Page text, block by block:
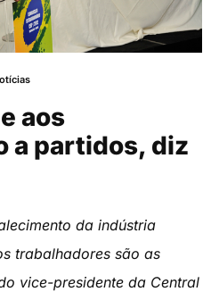
aos
a partidos, diz
da indústria
trabalhadores são as
vice-presidente da Central